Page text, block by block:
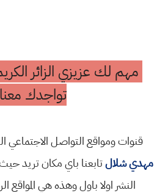
مهم لك عزيزي الزائر
تواجدك معنا
قنوات ومواقع التواصل الاجتماعي
مهدي شلالتابعنا باي مكان تريد
النشر اولا باول وهذه هي المواقع